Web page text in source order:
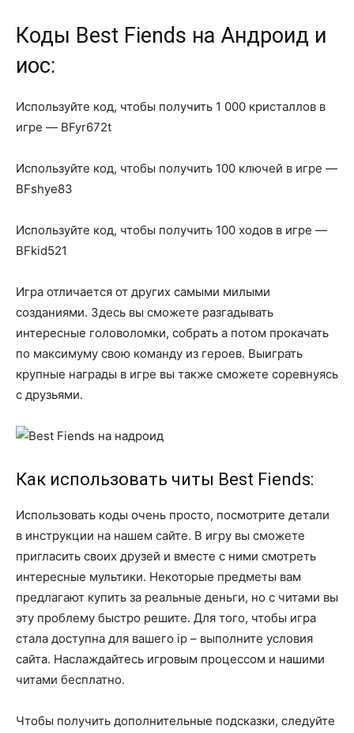
Коды Best Fiends на Андроид и
иос:
Используйте код, чтобы получить 1 000 кристаллов в
игре — BFyr672t
Используйте код, чтобы получить 100 ключей в игре —
BFshye83
Используйте код, чтобы получить 100 ходов в игре —
BFkid521
Игра отличается от других самыми милыми
созданиями. Здесь вы сможете разгадывать
интересные головоломки, собрать а потом прокачать
по максимуму свою команду из героев. Выиграть
крупные награды в игре вы также сможете соревнуясь
с друзьями.
Как использовать читы Best Fiends:
Использовать коды очень просто, посмотрите детали
в инструкции на нашем сайте. В игру вы сможете
пригласить своих друзей и вместе с ними смотреть
интересные мультики. Некоторые предметы вам
предлагают купить за реальные деньги, но с читами вы
эту проблему быстро решите. Для того, чтобы игра
стала доступна для вашего ip – выполните условия
сайта. Наслаждайтесь игровым процессом и нашими
читами бесплатно.
Чтобы получить дополнительные подсказки, следуйте